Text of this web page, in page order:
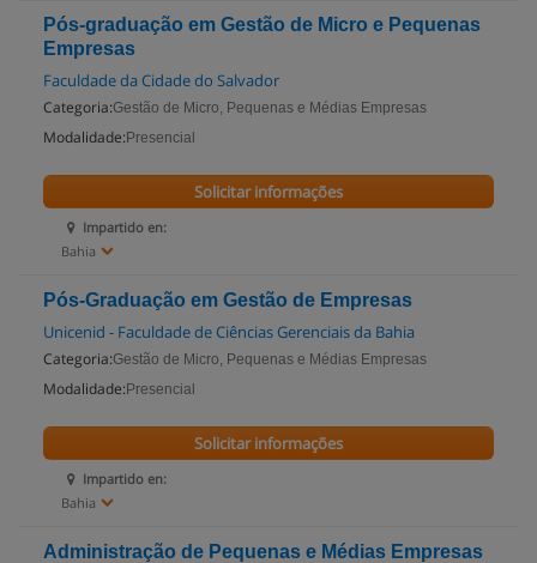
Pós-graduação em Gestão de Micro e Pequenas
Empresas
Faculdade da Cidade do Salvador
Categoria:Gestão de Micro, Pequenas e Médias Empresas
Modalidade: Presencial
Impartido en:
Bahia
Solicitar informações
Pós-Graduação em Gestão de Empresas
Unicenid - Faculdade de Ciências Gerenciais da Bahia
Categoria:Gestão de Micro, Pequenas e Médias Empresas
Modalidade: Presencial
Impartido en:
Bahia
Solicitar informações
Administração de Pequenas e Médias Empresas